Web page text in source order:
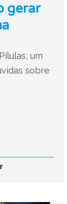
gerar
um
sobre